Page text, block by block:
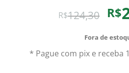
R$124,30 O
R$
Fora de
* Pague com pix e receba